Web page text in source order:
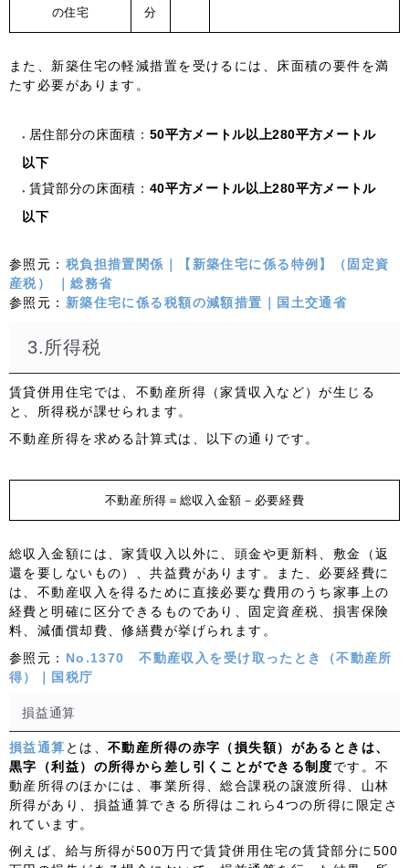
の住宅
分
また、新築住宅の軽減措置を受けるには、床面積の要件を満
たす必要があります。
居住部分の床面積： 50平方メートル以上280平方メートル
以下
賃貸部分の床面積： 40平方メートル以上280平方メートル
以下
参照元： 税負担措置関係｜【新築住宅に係る特例】（固定資
産税） ｜総務省
参照元： 新築住宅に係る税額の減額措置｜国土交通省
3.所得税
賃貸併用住宅では、不動産所得（家賃収入など）が生じる
と、所得税が課せられます。
不動産所得を求める計算式は、以下の通りです。
不動産所得＝総収入金額－必要経費
総収入金額には、家賃収入以外に、頭金や更新料、敷金（返
還を要しないもの）、共益費があります。また、必要経費に
は、不動産収入を得るために直接必要な費用のうち家事上の
経費と明確に区分できるものであり、固定資産税、損害保険
料、減価償却費、修繕費が挙げられます。
参照元： No.1370 不動産収入を受け取ったとき（不動産所
得）｜国税庁
損益通算
損益通算 とは、不動産所得の赤字（損失額）があるときは、
黒字（利益）の所得から差し引くことができる制度です。不
動産所得のほかには、事業所得、総合課税の譲渡所得、山林
所得があり、損益通算できる所得はこれら4つの所得に限定さ
れています。
例えば、給与所得が500万円で賃貸併用住宅の賃貸部分に500